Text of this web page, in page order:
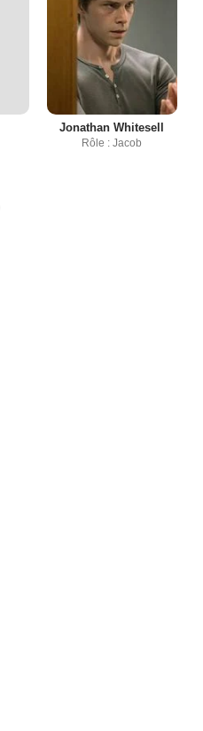
Jonathan Whitesell
Rôle : Jacob